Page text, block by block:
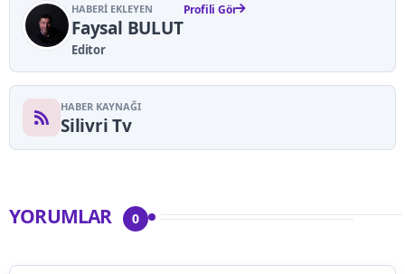
HABERI EKLEYEN
Faysal BULUT
Editor
Profili Gör
HABER KAYNAĞI
Silivri Tv
YORUMLAR 0